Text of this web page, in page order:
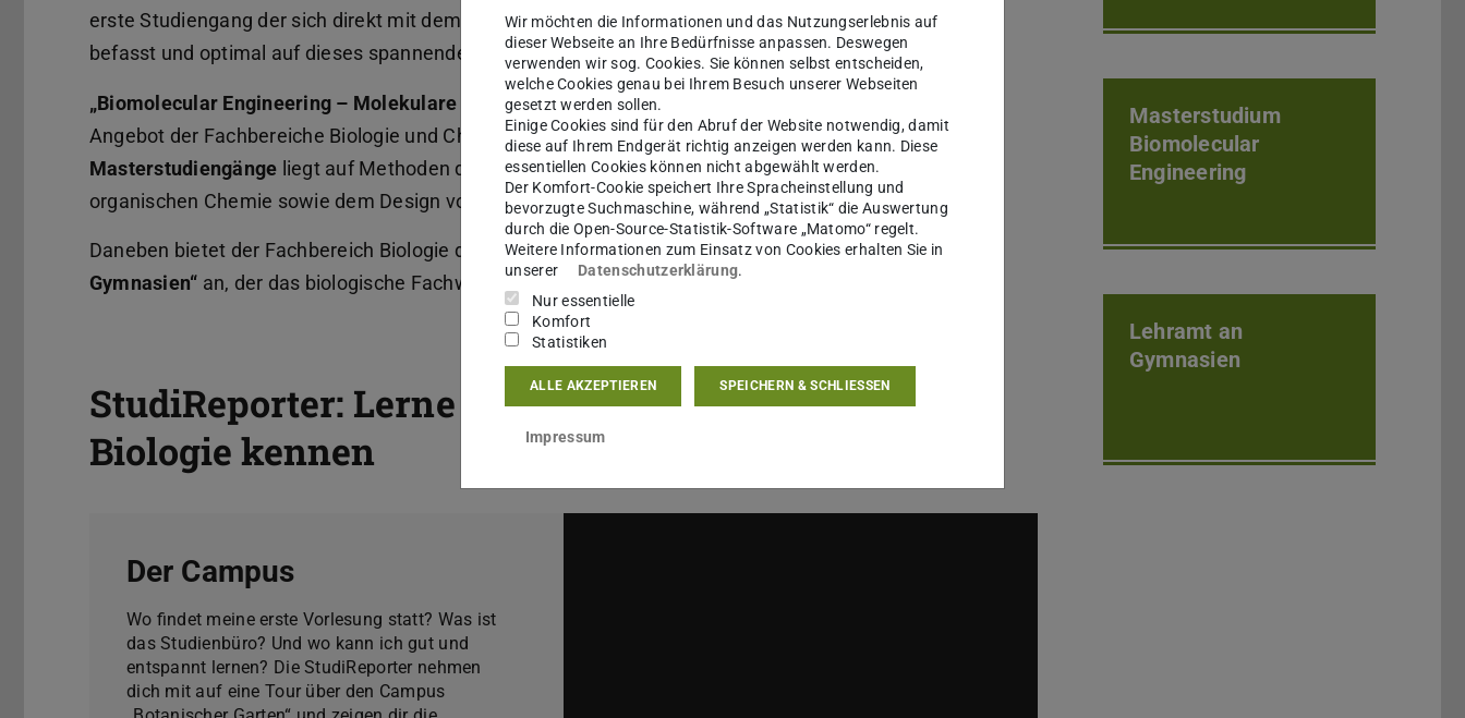
erste Studiengang der sich direkt mit dem interdisziplinären Gebiet der synthetischen Biologie
befasst und optimal auf dieses spannende neue Forschungs- und Berufsfeld vorbereitet.
„Biomolecular Engineering – Molekulare Biotechnologie (BME)“
Angebot der Fachbereiche Biologie und Chemie. Der Fokus dieserBachelor- und
Masterstudiengänge liegt auf Methoden der molekularen Biologie, Biochemie und
organischen Chemie sowie dem Design von Molekülen und Mikroorganismen.
Daneben bietet der Fachbereich Biologie den Studiengang„Biologie für das Lehramt an
Gymnasien“ an, der das biologische Fachwissen mit gezielter Fachpädagogik verbindet.
StudiReporter: Lerne mit uns den Fachbereich
Biologie kennen
Der Campus
Wo findet meine erste Vorlesung statt? Was ist
das Studienbüro? Und wo kann ich gut und
entspannt lernen? Die StudiReporter nehmen
dich mit auf eine Tour über den Campus
Masterstudium
Biomolecular
Engineering
Lehramt an
Gymnasien
Wir möchten die Informationen und das Nutzungserlebnis auf
dieser Webseite an Ihre Bedürfnisse anpassen. Deswegen
verwenden wir sog. Cookies. Sie können selbst entscheiden,
welche Cookies genau bei Ihrem Besuch unserer Webseiten
gesetzt werden sollen.
Einige Cookies sind für den Abruf der Website notwendig, damit
diese auf Ihrem Endgerät richtig anzeigen werden kann. Diese
essentiellen Cookies können nicht abgewählt werden.
Der Komfort-Cookie speichert Ihre Spracheinstellung und
bevorzugte Suchmaschine, während „Statistik“ die Auswertung
durch die Open-Source-Statistik-Software „Matomo“ regelt.
Weitere Informationen zum Einsatz von Cookies erhalten Sie in
unserer
Datenschutzerklärung.
Nur essentielle
Komfort
Statistiken
ALLE AKZEPTIEREN SPEICHERN & SCHLIESSEN
Impressum